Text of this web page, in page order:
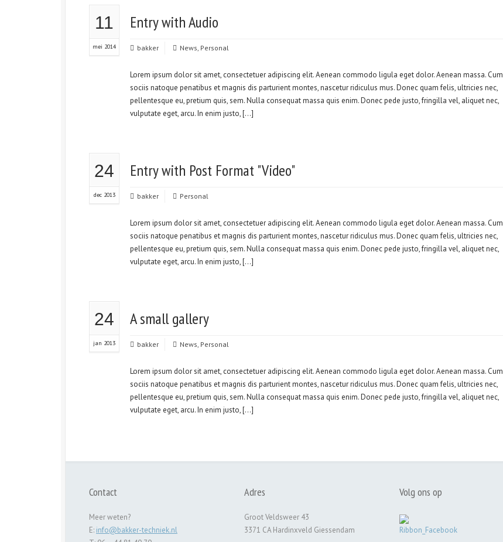
11
mei 2014
Entry with Audio
bakker News, Personal
Lorem ipsum dolor sit amet, consectetuer adipiscing elit. Aenean commodo ligula eget dolor. Aenean massa. Cum
sociis natoque penatibus et magnis dis parturient montes, nascetur ridiculus mus. Donec quam felis, ultricies nec,
pellentesque eu, pretium quis, sem. Nulla consequat massa quis enim. Donec pede justo, fringilla vel, aliquet nec,
vulputate eget, arcu. In enim justo, […]
24
dec 2013
Entry with Post Format "Video"
bakker Personal
Lorem ipsum dolor sit amet, consectetuer adipiscing elit. Aenean commodo ligula eget dolor. Aenean massa. Cum
sociis natoque penatibus et magnis dis parturient montes, nascetur ridiculus mus. Donec quam felis, ultricies nec,
pellentesque eu, pretium quis, sem. Nulla consequat massa quis enim. Donec pede justo, fringilla vel, aliquet nec,
vulputate eget, arcu. In enim justo, […]
24
jan 2013
A small gallery
bakker News, Personal
Lorem ipsum dolor sit amet, consectetuer adipiscing elit. Aenean commodo ligula eget dolor. Aenean massa. Cum
sociis natoque penatibus et magnis dis parturient montes, nascetur ridiculus mus. Donec quam felis, ultricies nec,
pellentesque eu, pretium quis, sem. Nulla consequat massa quis enim. Donec pede justo, fringilla vel, aliquet nec,
vulputate eget, arcu. In enim justo, […]
Contact
Meer weten?
E: info@bakker-techniek.nl
Adres
Groot Veldsweer 43
3371 CA Hardinxveld Giessendam
Volg ons op